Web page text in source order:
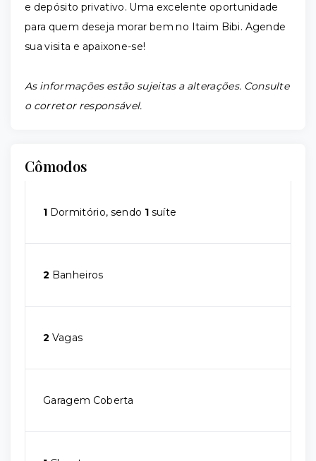
e depósito privativo. Uma excelente oportunidade
para quem deseja morar bem no Itaim Bibi. Agende
sua visita e apaixone-se!
As informações estão sujeitas a alterações. Consulte
o corretor responsável.
Cômodos
1 Dormitório, sendo 1 suíte
2 Banheiros
2 Vagas
Garagem Coberta